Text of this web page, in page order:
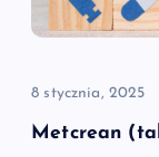
w
p
8 stycznia, 2025
Metcrean